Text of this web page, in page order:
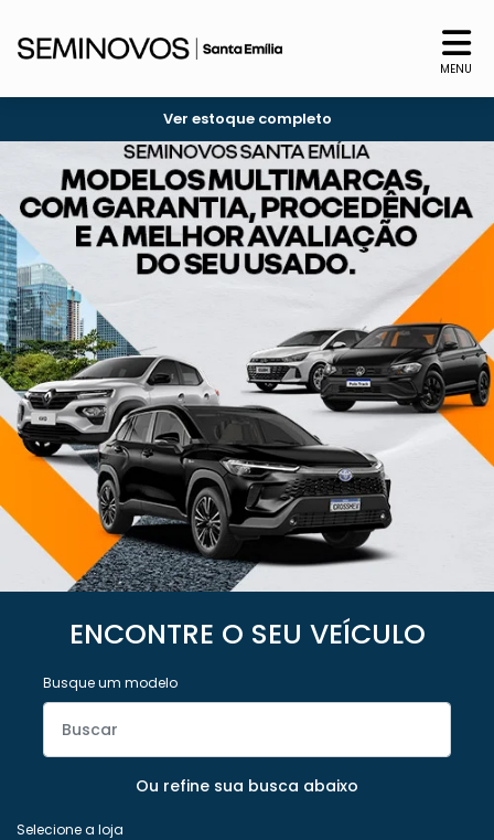
MENU
Ver estoque completo
ENCONTRE O SEU VEÍCULO
Busque um modelo
Ou refine sua busca abaixo
Selecione a loja